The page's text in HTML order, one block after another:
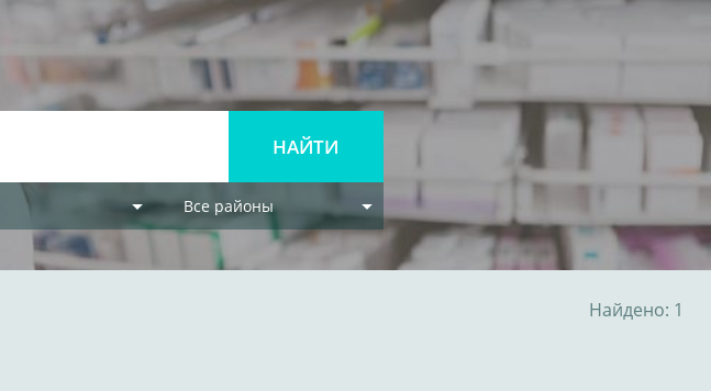
Все районы
Найдено: 1